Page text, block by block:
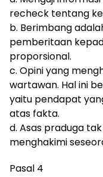
recheck tentang
b. Berimbang
pemberitaan
proporsional.
c. Opini yang
wartawan. Hal ini
yaitu pendapat
atas fakta.
d. Asas praduga
menghakimi
Pasal 4